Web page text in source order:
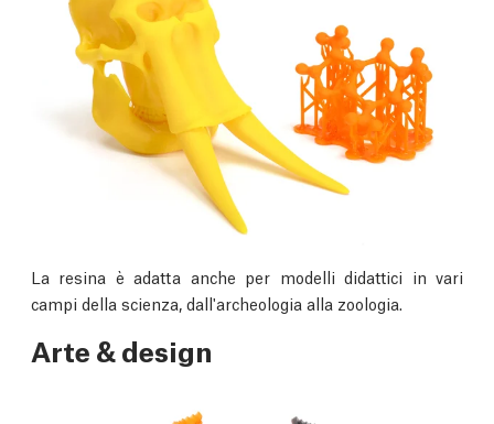
La resina è adatta anche per modelli didattici in vari
campi della scienza, dall'archeologia alla zoologia.
Arte & design